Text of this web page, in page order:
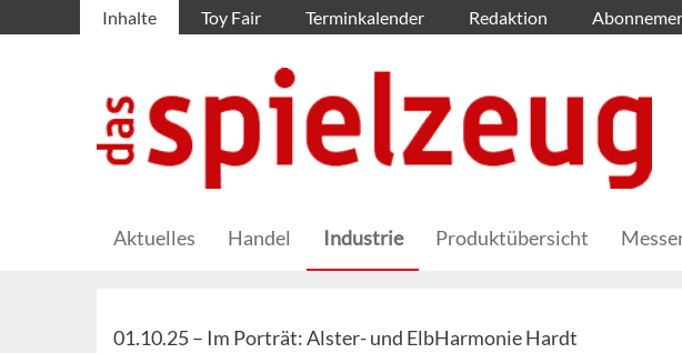
Inhalte Toy Fair Terminkalender Redaktion
Aktuelles Handel Industrie Produktübersicht
01.10.25 – Im Porträt: Alster- und ElbHarmonie Hardt